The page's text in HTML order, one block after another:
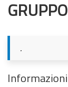
.